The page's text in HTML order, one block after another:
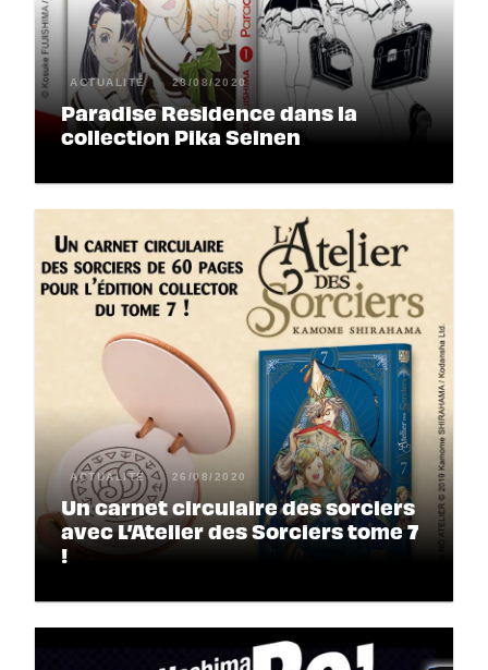
ACTUALITÉ 28/08/2020
Paradise Residence dans la
collection Pika Seinen
ACTUALITÉ 26/08/2020
Un carnet circulaire des sorciers
avec L’Atelier des Sorciers tome 7
!